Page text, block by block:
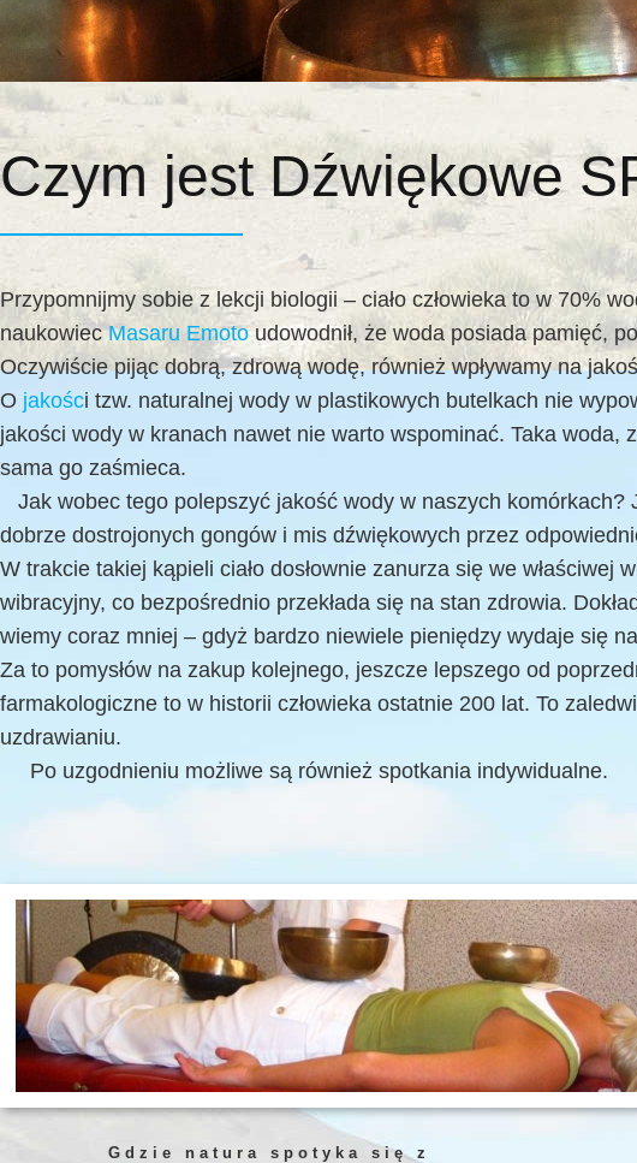
Czym jest Dźwiękowe
Przypomnijmy sobie z lekcji biologii – ciało człowieka to w 70%
naukowiecMasaru Emotoudowodnił, że woda posiada pamięć,
Oczywiście pijąc dobrą, zdrową wodę, również wpływamy na
O jakości tzw. naturalnej wody w plastikowych butelkach nie
jakości wody w kranach nawet nie warto wspominać. Taka woda,
sama go zaśmieca.
Jak wobec tego polepszyć jakość wody w naszych
dobrze dostrojonych gongów i mis dźwiękowych przez
W trakcie takiej kąpieli ciało dosłownie zanurza się we
wibracyjny, co bezpośrednio przekłada się na stan zdrowia.
wiemy coraz mniej – gdyż bardzo niewiele pieniędzy wydaje się
Za to pomysłów na zakup kolejnego, jeszcze lepszego od
farmakologiczne to w historii człowieka ostatnie 200 lat. To
uzdrawianiu.
Po uzgodnieniu możliwe są również spotkania indywidualne.
Gdzie natura spotyka się z